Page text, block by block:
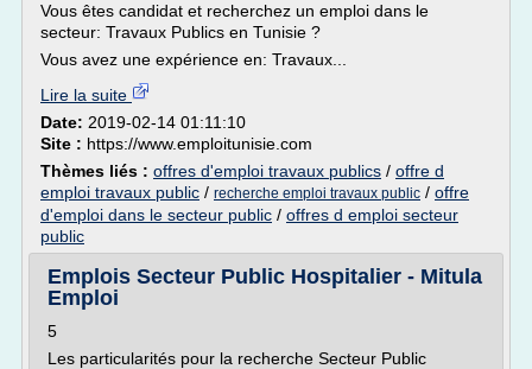
Vous êtes candidat et recherchez un emploi dans le
secteur: Travaux Publics en Tunisie ?
Vous avez une expérience en: Travaux...
Lire la suite
Date: 2019-02-14 01:11:10
Site : https://www.emploitunisie.com
Thèmes liés : offres d'emploi travaux publics / offre d
emploi travaux public / recherche emploi travaux public / offre
d'emploi dans le secteur public / offres d emploi secteur
public
Emplois Secteur Public Hospitalier - Mitula
Emploi
5
Les particularités pour la recherche Secteur Public